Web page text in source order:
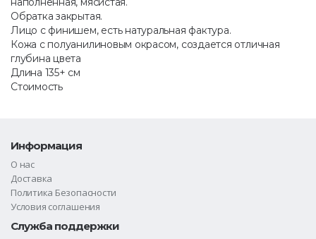
Обратка закрытая.
Лицо с финишем, есть натуральная фактура.
Кожа с полуанилиновым окрасом, создается отличная
глубина цвета
Длина 135+ см
Стоимость
Информация
О нас
Доставка
Политика Безопасности
Условия соглашения
Служба поддержки